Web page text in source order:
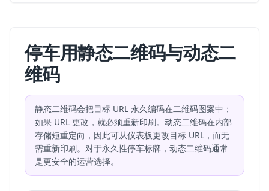
停车用静态二维码与动态二
维码
静态二维码会把目标 URL 永久编码在二维码图案中；
如果 URL 更改，就必须重新印刷。动态二维码在内部
存储短重定向，因此可从仪表板更改目标 URL，而无
需重新印刷。对于永久性停车标牌，动态二维码通常
是更安全的运营选择。